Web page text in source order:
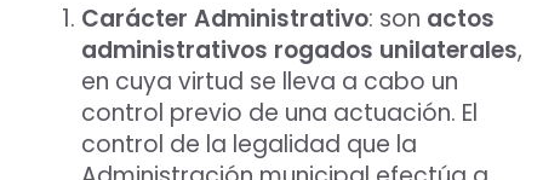
Carácter Administrativo: son actos
administrativos rogados unilaterales,
en cuya virtud se lleva a cabo un
control previo de una actuación. El
control de la legalidad que la